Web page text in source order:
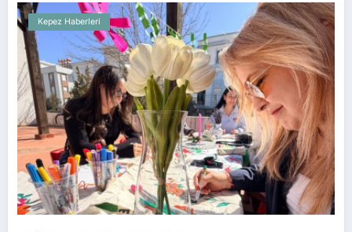
Kepez Haberleri